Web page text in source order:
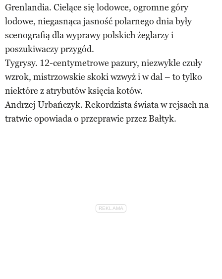
Grenlandia. Cielące się lodowce, ogromne góry
lodowe, niegasnąca jasność polarnego dnia były
scenografią dla wyprawy polskich żeglarzy i
poszukiwaczy przygód.
Tygrysy. 12-centymetrowe pazury, niezwykle czuły
wzrok, mistrzowskie skoki wzwyż i w dal – to tylko
niektóre z atrybutów księcia kotów.
Andrzej Urbańczyk. Rekordzista świata w rejsach na
tratwie opowiada o przeprawie przez Bałtyk.